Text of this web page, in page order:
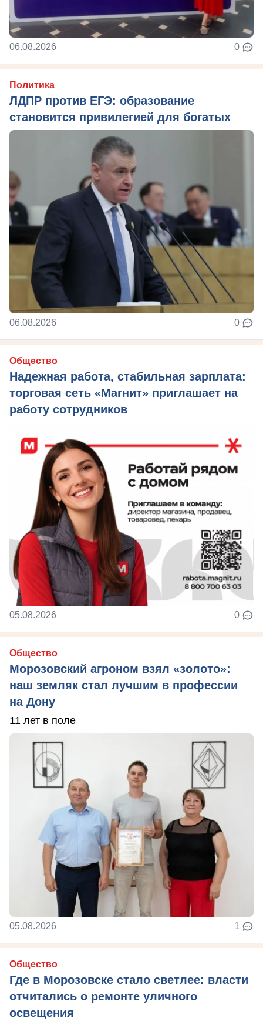
06.08.2026 0
Политика
ЛДПР против ЕГЭ: образование
становится привилегией для богатых
06.08.2026 0
Общество
Надежная работа, стабильная зарплата:
торговая сеть «Магнит» приглашает на
работу сотрудников
05.08.2026 0
Общество
Морозовский агроном взял «золото»:
наш земляк стал лучшим в профессии
на Дону
11 лет в поле
05.08.2026 1
Общество
Где в Морозовске стало светлее: власти
отчитались о ремонте уличного
освещения